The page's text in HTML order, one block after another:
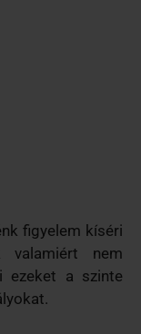
figyelem kíséri
valamiért nem
ezeket a szinte